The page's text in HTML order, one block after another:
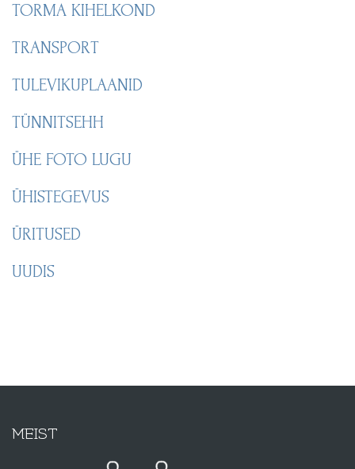
TORMA KIHELKOND
TRANSPORT
TULEVIKUPLAANID
TÜNNITSEHH
ÜHE FOTO LUGU
ÜHISTEGEVUS
ÜRITUSED
UUDIS
MEIST